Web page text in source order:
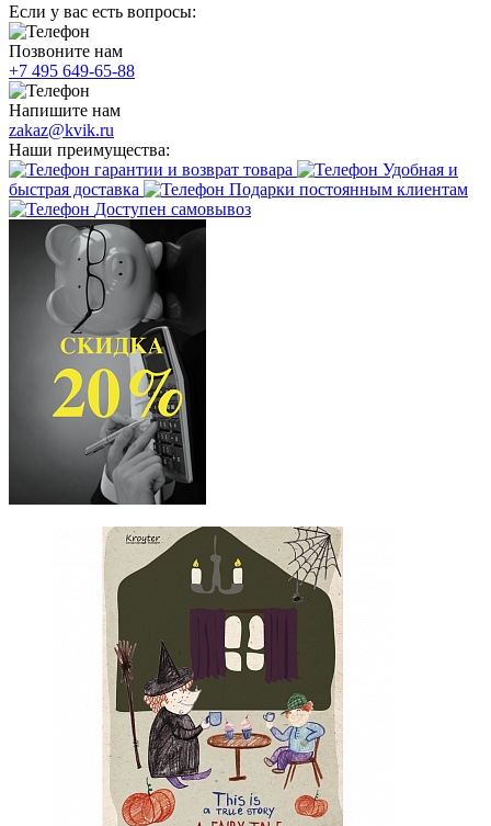
Если у вас есть вопросы:
Позвоните нам
+7 495 649-65-88
Напишите нам
zakaz@kvik.ru
Наши преимущества:
гарантии и возврат товара
Удобная и
быстрая доставка
Подарки постоянным клиентам
Доступен самовывоз